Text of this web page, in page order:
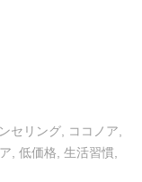
セリング, ココノア
低価格 生活習慣